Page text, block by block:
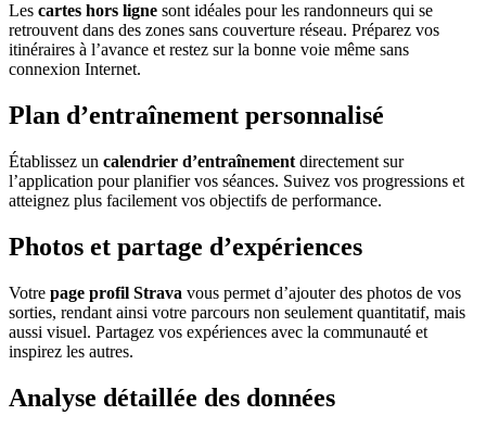
Les cartes hors ligne sont idéales pour les randonneurs qui se
retrouvent dans des zones sans couverture réseau. Préparez vos
itinéraires à l’avance et restez sur la bonne voie même sans
connexion Internet.
Plan d’entraînement personnalisé
Établissez un calendrier d’entraînement directement sur
l’application pour planifier vos séances. Suivez vos progressions et
atteignez plus facilement vos objectifs de performance.
Photos et partage d’expériences
Votre page profil Strava vous permet d’ajouter des photos de vos
sorties, rendant ainsi votre parcours non seulement quantitatif, mais
aussi visuel. Partagez vos expériences avec la communauté et
inspirez les autres.
Analyse détaillée des données